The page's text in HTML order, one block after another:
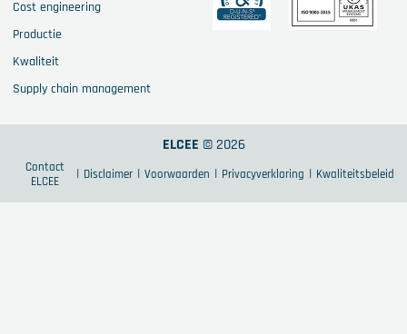
Cost engineering
Productie
Kwaliteit
Supply chain management
ELCEE © 2026
Contact
ELCEE
Disclaimer Voorwaarden Privacyverklaring Kwaliteitsbeleid